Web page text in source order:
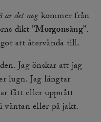
är det nogkommer från
dikt”Morgonsång”.
att återvända till.
Jag önskar att jag
lugn. Jag längtar
fått eller uppnått
eller på jakt.